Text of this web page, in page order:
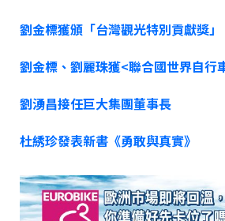
劉金標獲頒「台灣觀光特別貢獻獎」
劉金標、劉麗珠獲<聯合國世界自行
劉湧昌接任巨大集團董事長
杜綉珍發表新書《勇敢與真實》